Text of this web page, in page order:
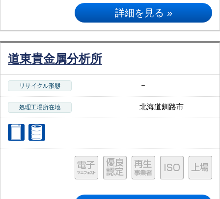
詳細を見る »
道東貴金属分析所
リサイクル形態 －
処理工場所在地 北海道釧路市